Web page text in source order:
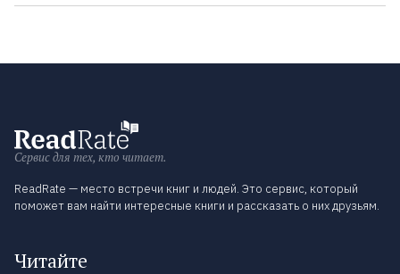
Сервис для тех, кто читает.
ReadRate — место встречи книг и людей. Это сервис, который
поможет вам найти интересные книги и рассказать о них друзьям.
Читайте